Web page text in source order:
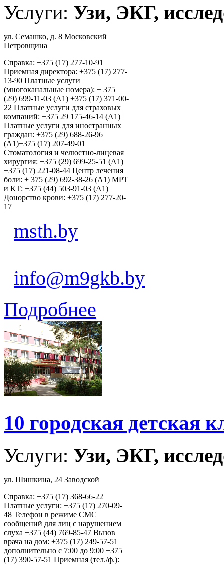
Услуги: Узи, ЭКГ,
ул. Семашко, д. 8 Московский
Петровщина
Справка: +375 (17) 277-10-91
Приемная директора: +375 (17) 277-
13-90 Платные услуги
(многоканальные номера): + 375
(29) 699-11-03 (А1) +375 (17) 371-00-
22 Платные услуги для страховых
компаний: +375 29 175-46-14 (А1)
Платные услуги для иностранных
граждан: +375 (29) 688-26-96
(А1)+375 (17) 207-49-01
Стоматология и челюстно-лицевая
хирургия: +375 (29) 699-25-51 (А1)
+375 (17) 221-08-44 Центр лечения
боли: + 375 (29) 692-38-26 (А1) МРТ
и КТ: +375 (44) 503-91-03 (А1)
Донорство крови: +375 (17) 277-20-
17
msth.by
info@m9gkb.by
Подробнее
10 городская детская
Услуги: Узи, ЭКГ,
ул. Шишкина, 24 Заводской
Справка: +375 (17) 368-66-22
Платные услуги: +375 (17) 270-09-
48 Телефон в режиме СМС
сообщений для лиц с нарушением
слуха +375 (44) 769-85-47 Вызов
врача на дом: +375 (17) 249-57-51
дополнительно с 7:00 до 9:00 +375
(17) 390-57-51 Приемная (тел./ф.):